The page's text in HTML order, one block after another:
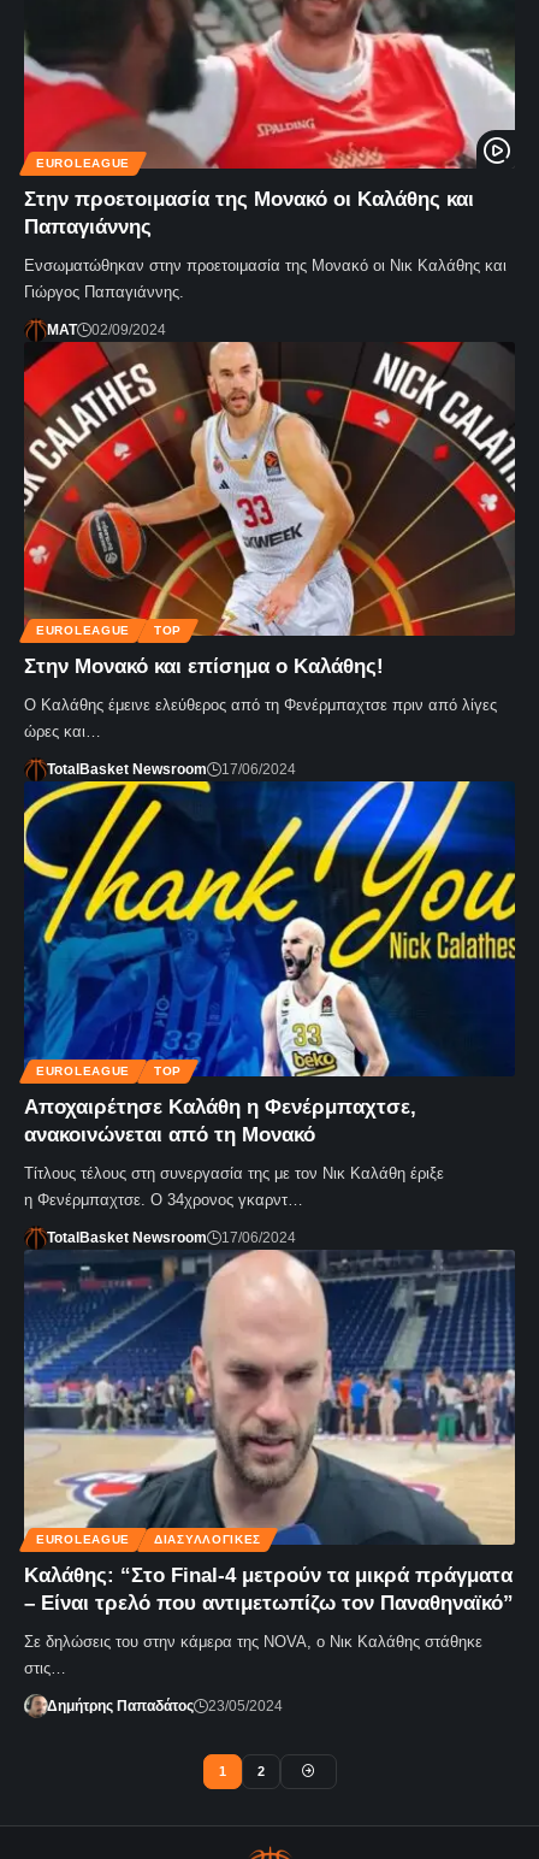
EUROLEAGUE
Στην προετοιμασία της Μονακό οι Καλάθης και
Παπαγιάννης
Ενσωματώθηκαν στην προετοιμασία της Μονακό οι Νικ Καλάθης και
Γιώργος Παπαγιάννης.
MAT 02/09/2024
EUROLEAGUE TOP
Στην Μονακό και επίσημα ο Καλάθης!
Ο Καλάθης έμεινε ελεύθερος από τη Φενέρμπαχτσε πριν από λίγες
ώρες και…
TotalBasket Newsroom 17/06/2024
EUROLEAGUE TOP
Αποχαιρέτησε Καλάθη η Φενέρμπαχτσε,
ανακοινώνεται από τη Μονακό
Τίτλους τέλους στη συνεργασία της με τον Νικ Καλάθη έριξε
η Φενέρμπαχτσε. Ο 34χρονος γκαρντ…
TotalBasket Newsroom 17/06/2024
EUROLEAGUE ΔΙΑΣΥΛΛΟΓΙΚΈΣ
Καλάθης: “Στο Final-4 μετρούν τα μικρά πράγματα
– Είναι τρελό που αντιμετωπίζω τον Παναθηναϊκό”
Σε δηλώσεις του στην κάμερα της NOVA, ο Νικ Καλάθης στάθηκε
στις…
Δημήτρης Παπαδάτος 23/05/2024
1 2